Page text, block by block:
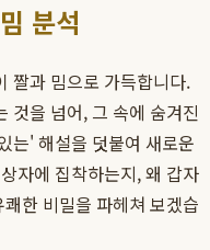
분석
짤과 밈으로 가득합니다.
것을 넘어, 그 속에 숨겨진
는' 해설을 덧붙여 새로운
자에 집착하는지, 왜 갑자
한 비밀을 파헤쳐 보겠습